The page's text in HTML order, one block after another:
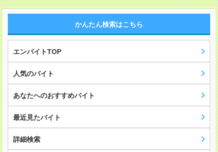
かんたん検索はこちら
エンバイトTOP
人気のバイト
あなたへのおすすめバイト
最近見たバイト
詳細検索